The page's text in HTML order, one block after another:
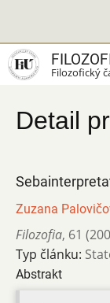
hlavný
obsah
Filozofický
Detail
Zuzana
Filozofia, 61
Typ článku:
Abstrakt